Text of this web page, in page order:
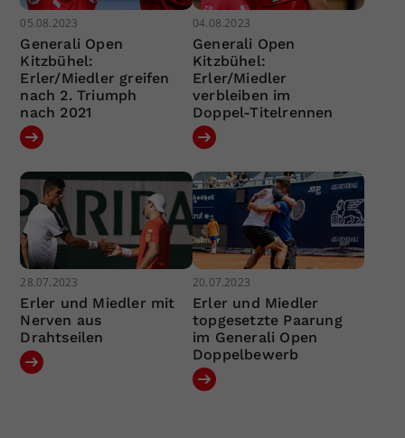
05.08.2023
Generali Open
Kitzbühel:
Erler/Miedler greifen
nach 2. Triumph
nach 2021
04.08.2023
Generali Open
Kitzbühel:
Erler/Miedler
verbleiben im
Doppel-Titelrennen
28.07.2023
Erler und Miedler mit
Nerven aus
Drahtseilen
20.07.2023
Erler und Miedler
topgesetzte Paarung
im Generali Open
Doppelbewerb